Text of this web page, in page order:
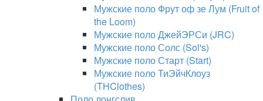
Мужские поло Фрут оф зе Лум (Fruit of
the Loom)
Мужские поло ДжейЭРСи (JRC)
Мужские поло Солс (Sol's)
Мужские поло Старт (Start)
Мужские поло ТиЭйчКлоуз
(THClothes)